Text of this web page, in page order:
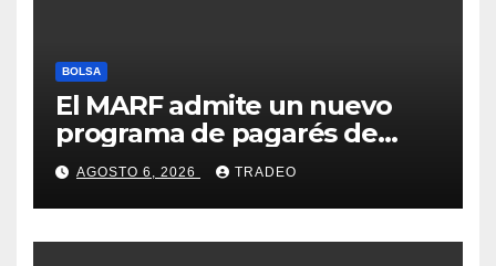
BOLSA
El MARF admite un nuevo
programa de pagarés de
Seresco por 20 millones de
euros
AGOSTO 6, 2026 TRADEO